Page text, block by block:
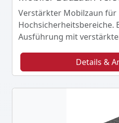
Verstärkter Mobilzaun für
Hochsicherheitsbereiche.
Ausführung mit
Details &